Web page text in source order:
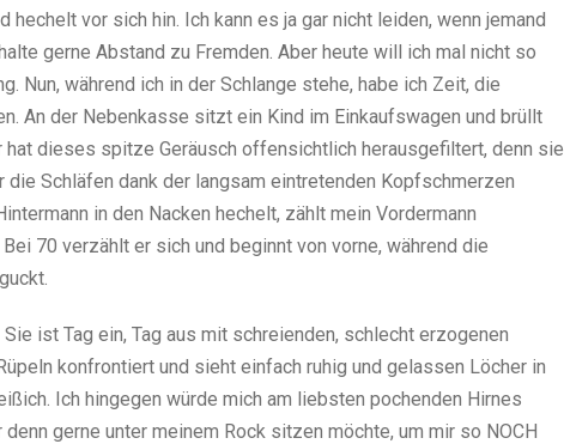
hechelt vor sich hin. Ich kann es ja gar nicht leiden, wenn jemand
gerne Abstand zu Fremden. Aber heute will ich mal nicht so
Nun, während ich in der Schlange stehe, habe ich Zeit, die
An der Nebenkasse sitzt ein Kind im Einkaufswagen und brüllt
dieses spitze Geräusch offensichtlich herausgefiltert, denn sie
die Schläfen dank der langsam eintretenden Kopfschmerzen
in den Nacken hechelt, zählt mein Vordermann
70 verzählt er sich und beginnt von vorne, während die
ist Tag ein, Tag aus mit schreienden, schlecht erzogenen
konfrontiert und sieht einfach ruhig und gelassen Löcher in
Ich hingegen würde mich am liebsten pochenden Hirnes
gerne unter meinem Rock sitzen möchte, um mir so NOCH